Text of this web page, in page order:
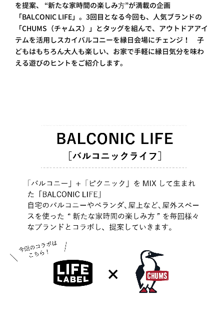
会社概
要
企業の
方へ
お問い
を提案、 “新たな家時間の楽しみ⽅”が満載の企画
「BALCONIC LIFE」。3回目となる今回も、人気ブランドの
「CHUMS（チャムス）」とタッグを組んで、アウトドアアイ
テムを活用しスカイバルコニーを縁日会場にチェンジ！ 子
どもはもちろん大人も楽しい、お家で手軽に縁日気分を味わ
える遊びのヒントをご紹介します。